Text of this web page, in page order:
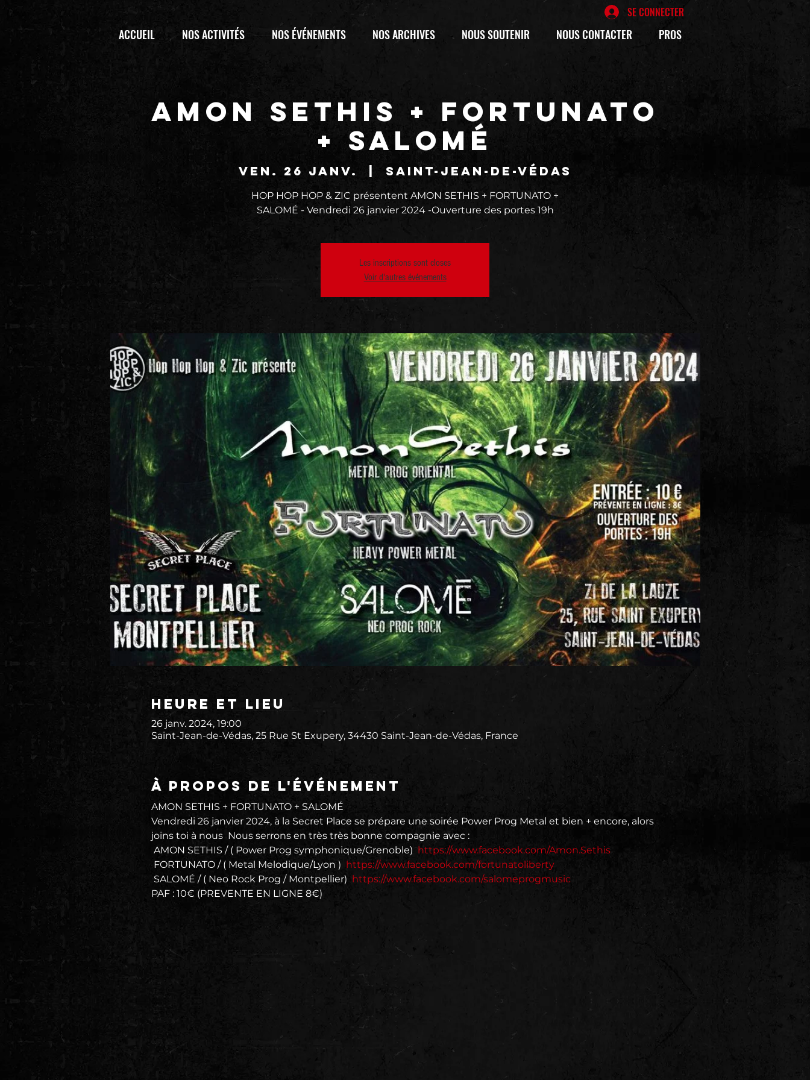
SE CONNECTER
ACCUEIL NOS ACTIVITÉS NOS ÉVÉNEMENTS NOS ARCHIVES NOUS SOUTENIR NOUS CONTACTER PROS
AMON SETHIS + FORTUNATO
+ SALOMÉ
ven. 26 janv. Saint-Jean-de-Védas
HOP HOP HOP & ZIC présentent AMON SETHIS + FORTUNATO +
SALOMÉ - Vendredi 26 janvier 2024 -Ouverture des portes 19h
Les inscriptions sont closes
Voir d'autres événements
Heure et lieu
26 janv. 2024, 19:00
Saint-Jean-de-Védas, 25 Rue St Exupery, 34430 Saint-Jean-de-Védas, France
À propos de l'événement
AMON SETHIS + FORTUNATO + SALOMÉ
Vendredi 26 janvier 2024, à la Secret Place se prépare une soirée Power Prog Metal et bien + encore, alors
joins toi à nous  Nous serrons en très très bonne compagnie avec :
AMON SETHIS / ( Power Prog symphonique/Grenoble) https://www.facebook.com/Amon.Sethis
FORTUNATO / ( Metal Melodique/Lyon ) https://www.facebook.com/fortunatoliberty
SALOMÉ / ( Neo Rock Prog / Montpellier) https://www.facebook.com/salomeprogmusic
PAF : 10€ (PREVENTE EN LIGNE 8€)